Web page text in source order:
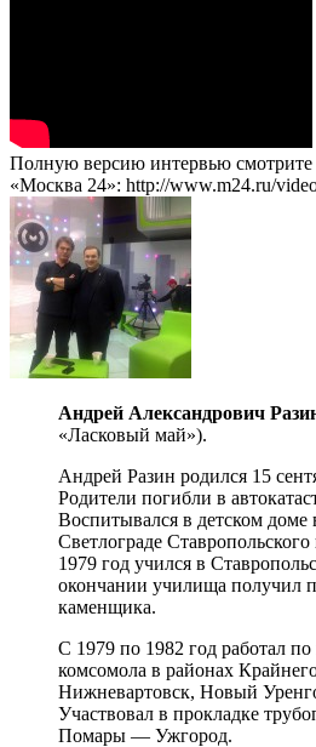
Полную версию интервью смотрите
«Москва 24»: http://www.m24.ru/
Андрей Александрович
«Ласковый май»).
Андрей Разин родился 15
Родители погибли в
Воспитывался в детском доме
Светлограде
1979 год учился в
окончании училища получил
каменщика.
С 1979 по 1982 год работал
комсомола в районах
Нижневартовск, Новый
Участвовал в прокладке
Помары — Ужгород.